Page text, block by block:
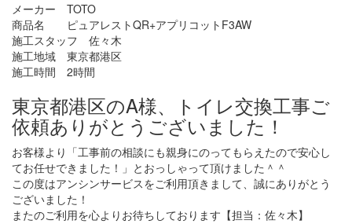
メーカー TOTO
商品名 ピュアレストQR+アプリコットF3AW
施工スタッフ 佐々木
施工地域 東京都港区
施工時間 2時間
東京都港区のA様、トイレ交換工事ご
依頼ありがとうございました！
お客様より「工事前の相談にも親身にのってもらえたので安心し
てお任せできました！」とおっしゃって頂けました＾＾
この度はアンシンサービスをご利用頂きまして、誠にありがとう
ございました！
またのご利用を心よりお待ちしております【担当：佐々木】